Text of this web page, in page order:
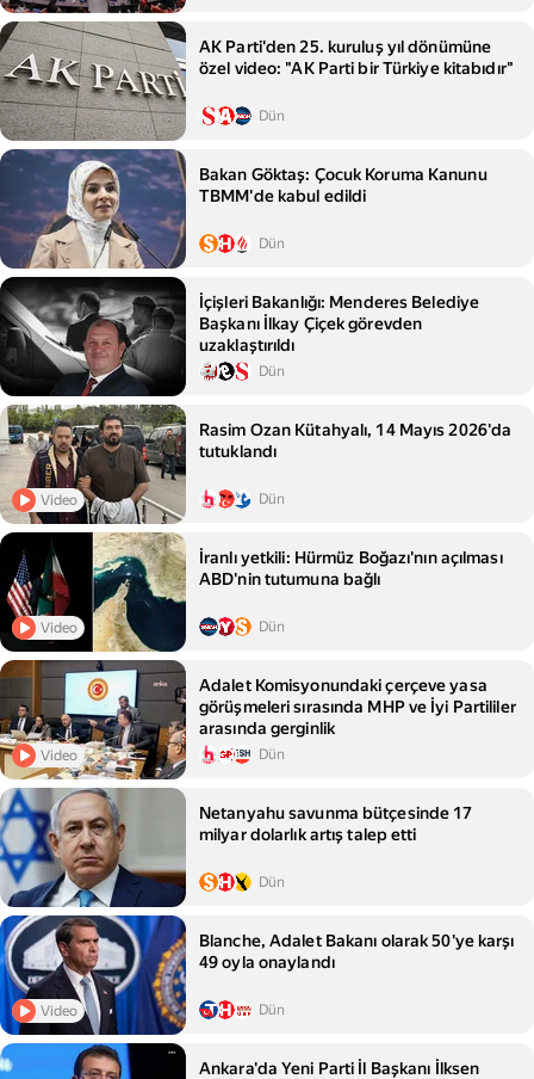
AK Parti'den 25. kuruluş yıl dönümüne
özel video: "AK Parti bir Türkiye kitabıdır"
Dün
Bakan Göktaş: Çocuk Koruma Kanunu
TBMM'de kabul edildi
Dün
İçişleri Bakanlığı: Menderes Belediye
Başkanı İlkay Çiçek görevden
uzaklaştırıldı
Dün
Video
Rasim Ozan Kütahyalı, 14 Mayıs 2026'da
tutuklandı
Dün
Video
İranlı yetkili: Hürmüz Boğazı'nın açılması
ABD'nin tutumuna bağlı
Dün
Video
Adalet Komisyonundaki çerçeve yasa
görüşmeleri sırasında MHP ve İyi Partililer
arasında gerginlik
Dün
Netanyahu savunma bütçesinde 17
milyar dolarlık artış talep etti
Dün
Video
Blanche, Adalet Bakanı olarak 50'ye karşı
49 oyla onaylandı
Dün
Ankara'da Yeni Parti İl Başkanı İlksen